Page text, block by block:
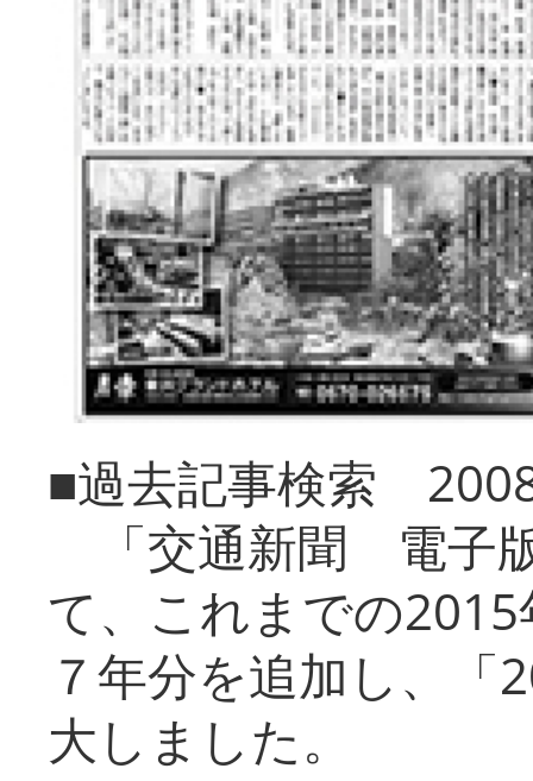
■過去記事検索
「交通新聞 電子
て、これまでの
７年分を追加し、「
大しまし